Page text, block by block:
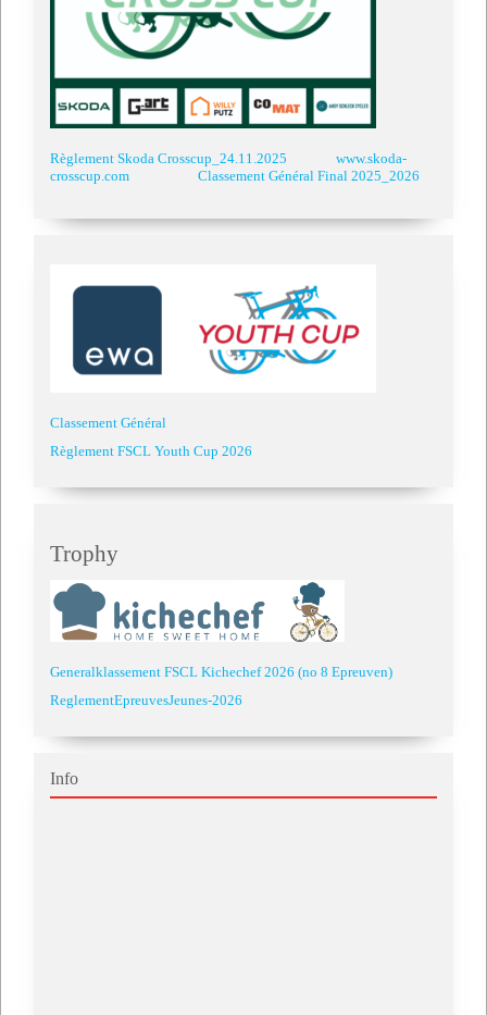
Règlement Skoda Crosscup_24.11.2025
www.skoda-
crosscup.com
Classement Général Final 2025_2026
Classement Général
Règlement FSCL Youth Cup 2026
Trophy
Generalklassement FSCL Kichechef 2026 (no 8 Epreuven)
ReglementEpreuvesJeunes-2026
Info